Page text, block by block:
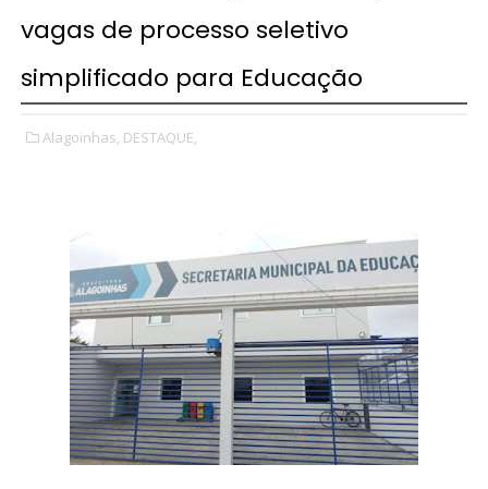
vagas de processo seletivo
simplificado para Educação
Alagoinhas, DESTAQUE,